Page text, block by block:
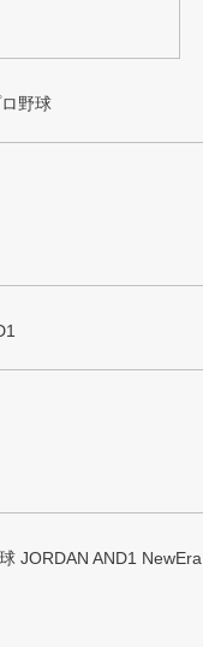
野球
JORDAN AND1 NewEra